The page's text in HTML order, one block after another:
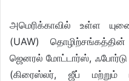
அமெரிக்காவில் உள்ள
(UAW) தொழிற்சங்கத்தின்
ஜெனரல் மோட்டார்ஸ்,
(கிரைஸ்லர், ஜீப் மற்றும்